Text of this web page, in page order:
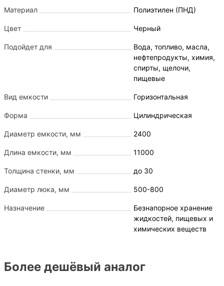
Материал Полиэтилен (ПНД)
Цвет Черный
Подойдет для
Вода, топливо, масла,
нефтепродукты, химия,
спирты, щелочи,
пищевые
Вид емкости Горизонтальная
Форма Цилиндрическая
Диаметр емкости, мм 2400
Длина емкости, мм 11000
Толщина стенки, мм до 30
Диаметр люка, мм 500-800
Назначение
Безнапорное хранение
жидкостей, пищевых и
химических веществ
Более дешёвый аналог